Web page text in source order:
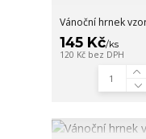
Vánoční hrnek
145 Kč/ks
120 Kč bez DPH